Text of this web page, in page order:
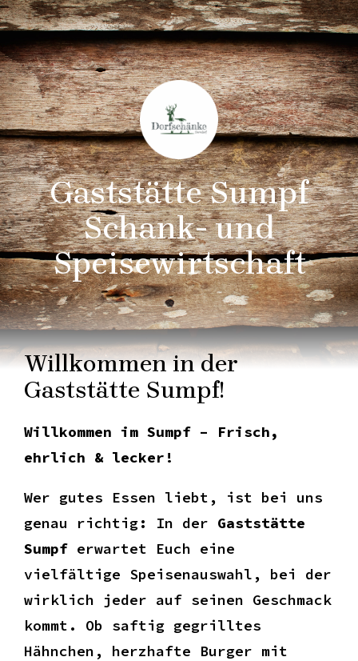
Gaststätte Sumpf
Schank- und
Speisewirtschaft
Willkommen in der
Gaststätte Sumpf!
Willkommen im Sumpf – Frisch,
ehrlich & lecker!
Wer gutes Essen liebt, ist bei uns
genau richtig: In der Gaststätte
Sumpf erwartet Euch eine
vielfältige Speisenauswahl, bei der
wirklich jeder auf seinen Geschmack
kommt. Ob saftig gegrilltes
Hähnchen, herzhafte Burger mit